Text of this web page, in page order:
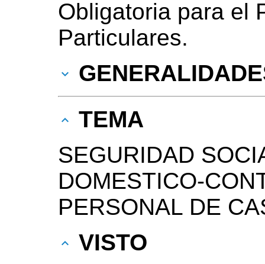
Obligatoria para el
Particulares.
TEMA
SEGURIDAD
DOMESTICO-
PERSONAL DE
VISTO